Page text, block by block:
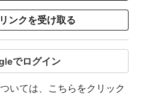
でログイン
いては、 こちらをクリック